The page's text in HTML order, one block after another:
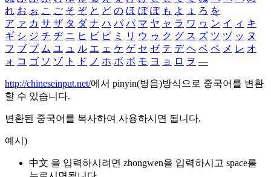
れ お ぉ こ ご そ ぞ と ど の ほ ぼ ぽ も よ ょ ろ を
ア ァ カ サ ザ タ ダ ナ ハ バ パ マ ヤ ャ ラ ワ ヮ ン イ ィ キ
ギ シ ジ チ ヂ ニ ヒ ビ ピ ミ リ ウ ゥ ク グ ス ズ ツ ヅ ッ ヌ
フ ブ プ ム ユ ュ ル エ ェ ケ ゲ セ ゼ テ デ ヘ ベ ペ メ レ オ
ォ コ ゴ ソ ゾ ト ド ノ ホ ボ ポ モ ヨ ョ ロ ヲ ―
http://chineseinput.net/에서 pinyin(병음)방식으로 중국어를 변환
할 수 있습니다.
변환된 중국어를 복사하여 사용하시면 됩니다.
예시)
中文 을 입력하시려면 zhongwen을 입력하시고 space를